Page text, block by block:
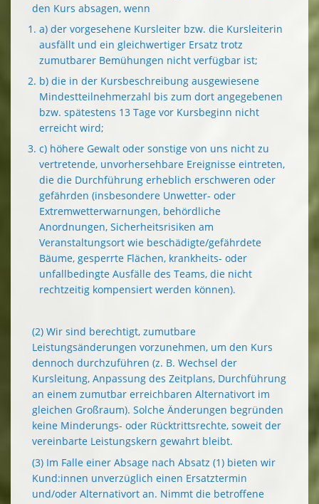
den Kurs absagen, wenn
a) der vorgesehene Kursleiter bzw. die Kursleiterin
ausfällt und ein gleichwertiger Ersatz trotz
zumutbarer Bemühungen nicht verfügbar ist;
b) die in der Kursbeschreibung ausgewiesene
Mindestteilnehmerzahl bis zum dort angegebenen
bzw. spätestens 13 Tage vor Kursbeginn nicht
erreicht wird;
c) höhere Gewalt oder sonstige von uns nicht zu
vertretende, unvorhersehbare Ereignisse eintreten,
die die Durchführung erheblich erschweren oder
gefährden (insbesondere Unwetter- oder
Extremwetterwarnungen, behördliche
Anordnungen, Sicherheitsrisiken am
Veranstaltungsort wie beschädigte/gefährdete
Bäume, gesperrte Flächen, krankheits- oder
unfallbedingte Ausfälle des Teams, die nicht
rechtzeitig kompensiert werden können).
(2) Wir sind berechtigt, zumutbare
Leistungsänderungen vorzunehmen, um den Kurs
dennoch durchzuführen (z. B. Wechsel der
Kursleitung, Anpassung des Zeitplans, Durchführung
an einem zumutbar erreichbaren Alternativort im
gleichen Großraum). Solche Änderungen begründen
keine Minderungs- oder Rücktrittsrechte, soweit der
vereinbarte Leistungskern gewahrt bleibt.
(3) Im Falle einer Absage nach Absatz (1) bieten wir
Kund:innen unverzüglich einen Ersatztermin
und/oder Alternativort an. Nimmt die betroffene